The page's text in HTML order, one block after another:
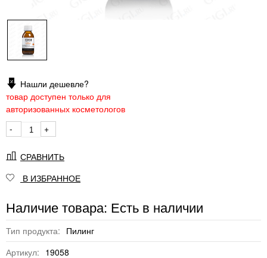
Нашли дешевле?
товар доступен только для
авторизованных косметологов
-
+
СРАВНИТЬ
В ИЗБРАННОЕ
Наличие товара: Есть в наличии
Тип продукта: Пилинг
Артикул: 19058